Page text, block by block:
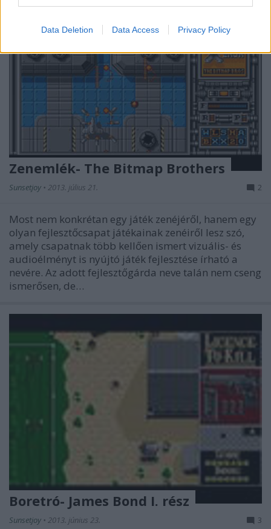
Data Deletion Data Access Privacy Policy
Zenemlék- The Bitmap Brothers
Sunsetjoy • 2013. július 21. 2
Most nem konkrétan egy játék zenéjéről, hanem egy
olyan fejlesztőcsapat játékainak zenéiről lesz szó,
amely csapatnak több kellően ismert vizuális- és
audioélményt is nyújtó játék fejlesztése írható a
nevére. Az adott fejlesztőgárda neve talán nem cseng
ismerősen, de…
Boretró- James Bond I. rész
Sunsetjoy • 2013. június 23. 3